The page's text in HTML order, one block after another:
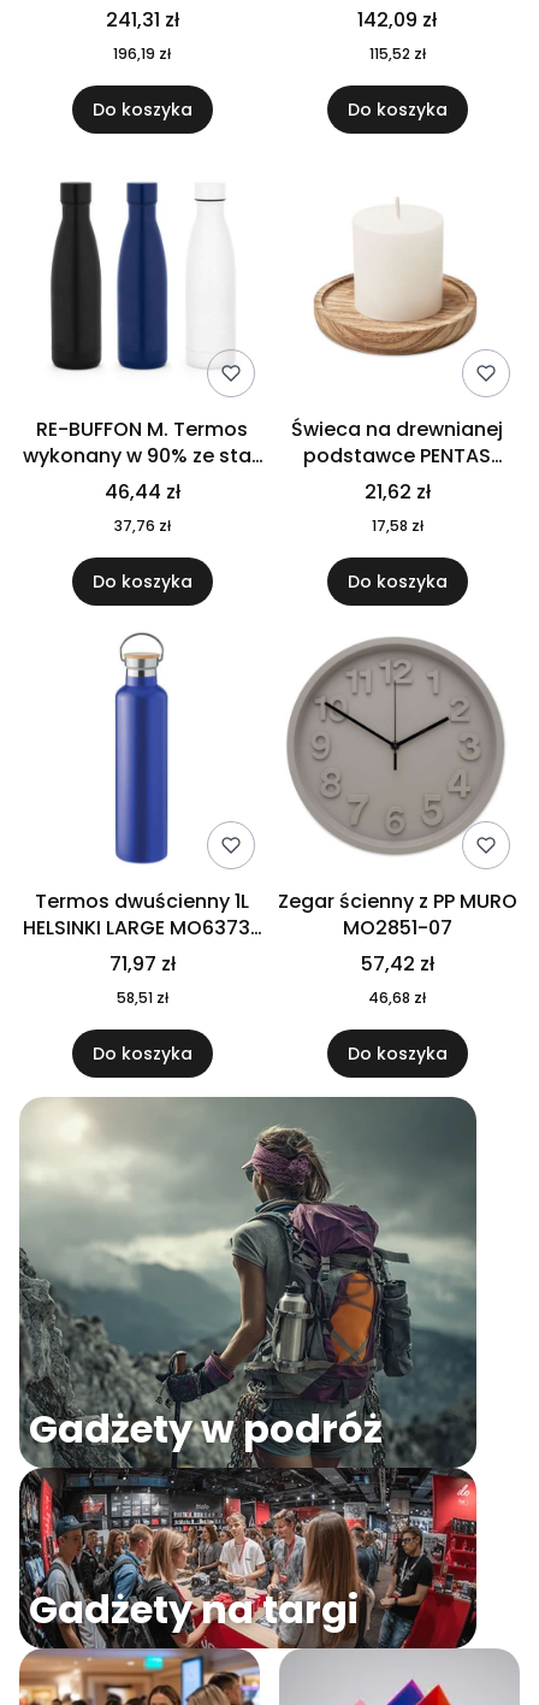
241,31 zł
196,19 zł
Do koszyka
142,09 zł
115,52 zł
Do koszyka
RE-BUFFON M. Termos
wykonany w 90% ze stali
nierdzewnej
pochodzącej z
recyklingu 520 ml 94294
46,44 zł
37,76 zł
Do koszyka
Świeca na drewnianej
podstawce PENTAS
MO6282-40
21,62 zł
17,58 zł
Do koszyka
Termos dwuścienny 1L
HELSINKI LARGE MO6373-
04
71,97 zł
58,51 zł
Do koszyka
Zegar ścienny z PP MURO
MO2851-07
57,42 zł
46,68 zł
Do koszyka
Gadżety w podróż
Gadżety na targi